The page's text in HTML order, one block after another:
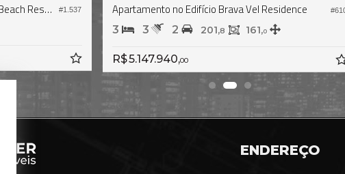
#2.363 Cobertura Duplex no Edifício In Exclusive
4 5 4 340,
R$ 15.500.000
ENDEREÇO